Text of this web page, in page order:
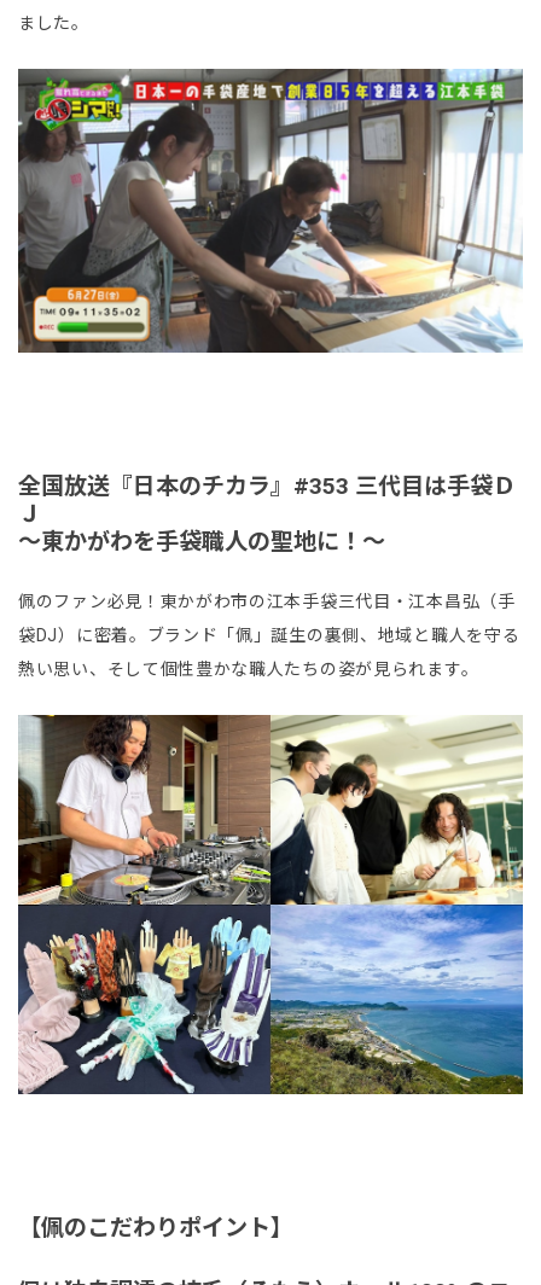
ました。
全国放送『日本のチカラ』#353 三代目は手袋Ｄ
Ｊ
～東かがわを手袋職人の聖地に！～
佩のファン必見！東かがわ市の江本手袋三代目・江本昌弘（手
袋DJ）に密着。ブランド「佩」誕生の裏側、地域と職人を守る
熱い思い、そして個性豊かな職人たちの姿が見られます。
【佩のこだわりポイント】